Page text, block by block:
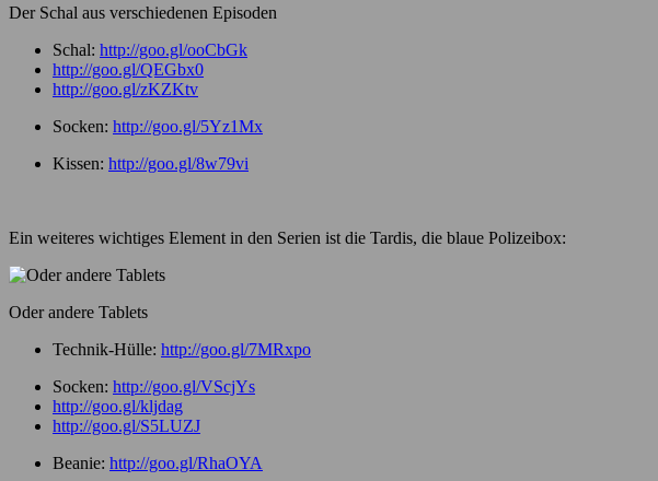
Der Schal aus verschiedenen Episoden
Schal: http://goo.gl/ooCbGk
http://goo.gl/QEGbx0
http://goo.gl/zKZKtv
Socken: http://goo.gl/5Yz1Mx
Kissen: http://goo.gl/8w79vi
Ein weiteres wichtiges Element in den Serien ist die Tardis, die blaue Polizeibox:
Oder andere Tablets
Technik-Hülle: http://goo.gl/7MRxpo
Socken: http://goo.gl/VScjYs
http://goo.gl/kljdag
http://goo.gl/S5LUZJ
Beanie: http://goo.gl/RhaOYA